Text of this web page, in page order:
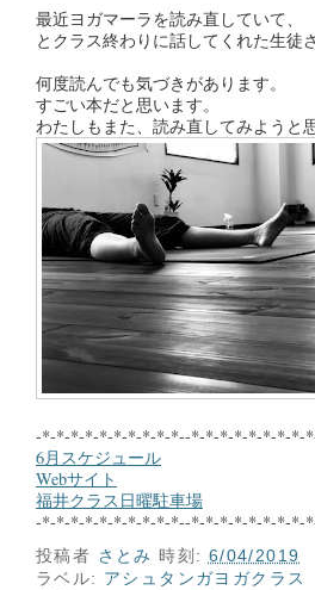
最近ヨガマーラを読み直していて、
とクラス終わりに話してくれた生徒さ
何度読んでも気づきがあります。
すごい本だと思います。
わたしもまた、読み直してみようと
-*-*-*-*-*-*-*-*-*-*--*-*-*-*-*-*-*-*-
6月スケジュール
Webサイト
福井クラス日曜駐車場
-*-*-*-*-*-*-*-*-*-*--*-*-*-*-*-*-*-*-
投稿者 さとみ 時刻: 6/04/2019
ラベル: アシュタンガヨガクラス